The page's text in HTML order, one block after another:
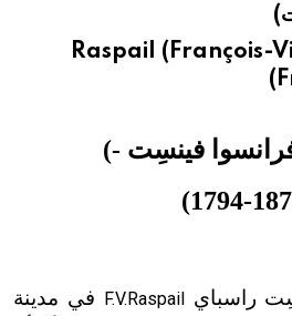
تطلق موسوعات جديدة في عام 2026
Raspail (François-
فينسِت -)
راسبايF.V.Raspail
في مدينة